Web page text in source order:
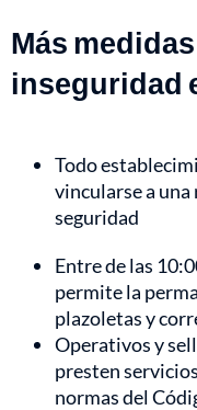
Más
inseguridad
Todo
vincularse a
seguridad
Entre de las
permite la
plazoletas y
Operativos y
presten
normas del